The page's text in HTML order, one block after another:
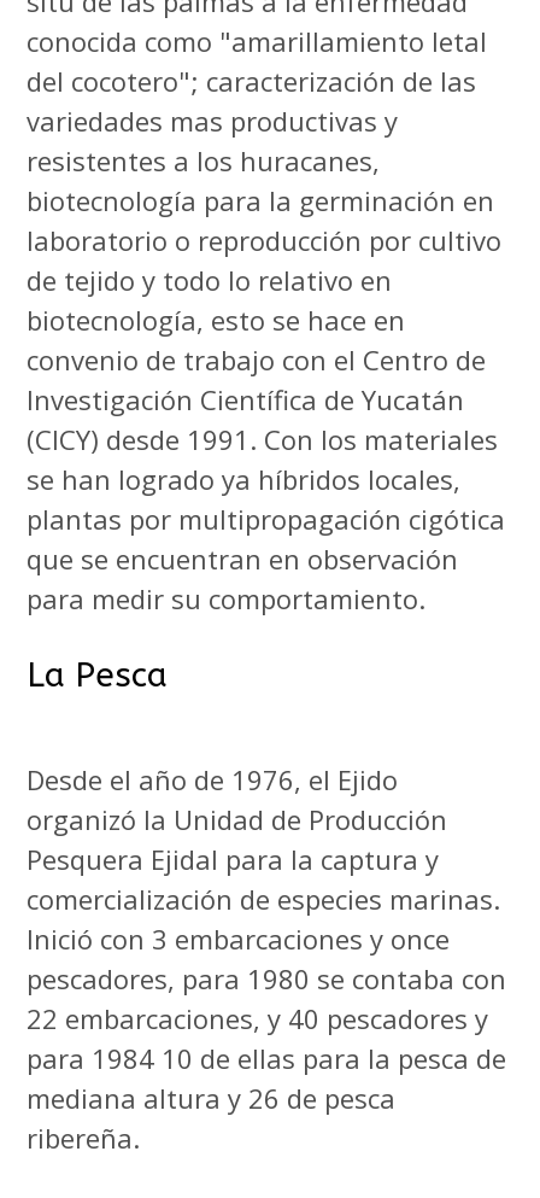
conocida como "amarillamiento letal
del cocotero"; caracterización de las
variedades mas productivas y
resistentes a los huracanes,
biotecnología para la germinación en
laboratorio o reproducción por cultivo
de tejido y todo lo relativo en
biotecnología, esto se hace en
convenio de trabajo con el Centro de
Investigación Científica de Yucatán
(CICY) desde 1991. Con los materiales
se han logrado ya híbridos locales,
plantas por multipropagación cigótica
que se encuentran en observación
para medir su comportamiento.
La Pesca
Desde el año de 1976, el Ejido
organizó la Unidad de Producción
Pesquera Ejidal para la captura y
comercialización de especies marinas.
Inició con 3 embarcaciones y once
pescadores, para 1980 se contaba con
22 embarcaciones, y 40 pescadores y
para 1984 10 de ellas para la pesca de
mediana altura y 26 de pesca
ribereña.